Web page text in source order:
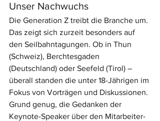
Unser Nachwuchs
Die Generation Z treibt die Branche um.
Das zeigt sich zurzeit besonders auf
den Seilbahntagungen. Ob in Thun
(Schweiz), Berchtesgaden
(Deutschland) oder Seefeld (Tirol) –
überall standen die unter 18-Jährigen im
Fokus von Vorträgen und Diskussionen.
Grund genug, die Gedanken der
Keynote-Speaker über den Mitarbeiter-